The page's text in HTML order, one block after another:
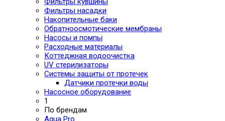
Фильтры насадки
Накопительные баки
Обратноосмотические мембраны
Насосы и помпы
Расходные материалы
Коттеджная водоочистка
UV стерилизаторы
Системы защиты от протечек
Датчики протечки воды
Насосное оборудование
1
По брендам
Aqua Pro